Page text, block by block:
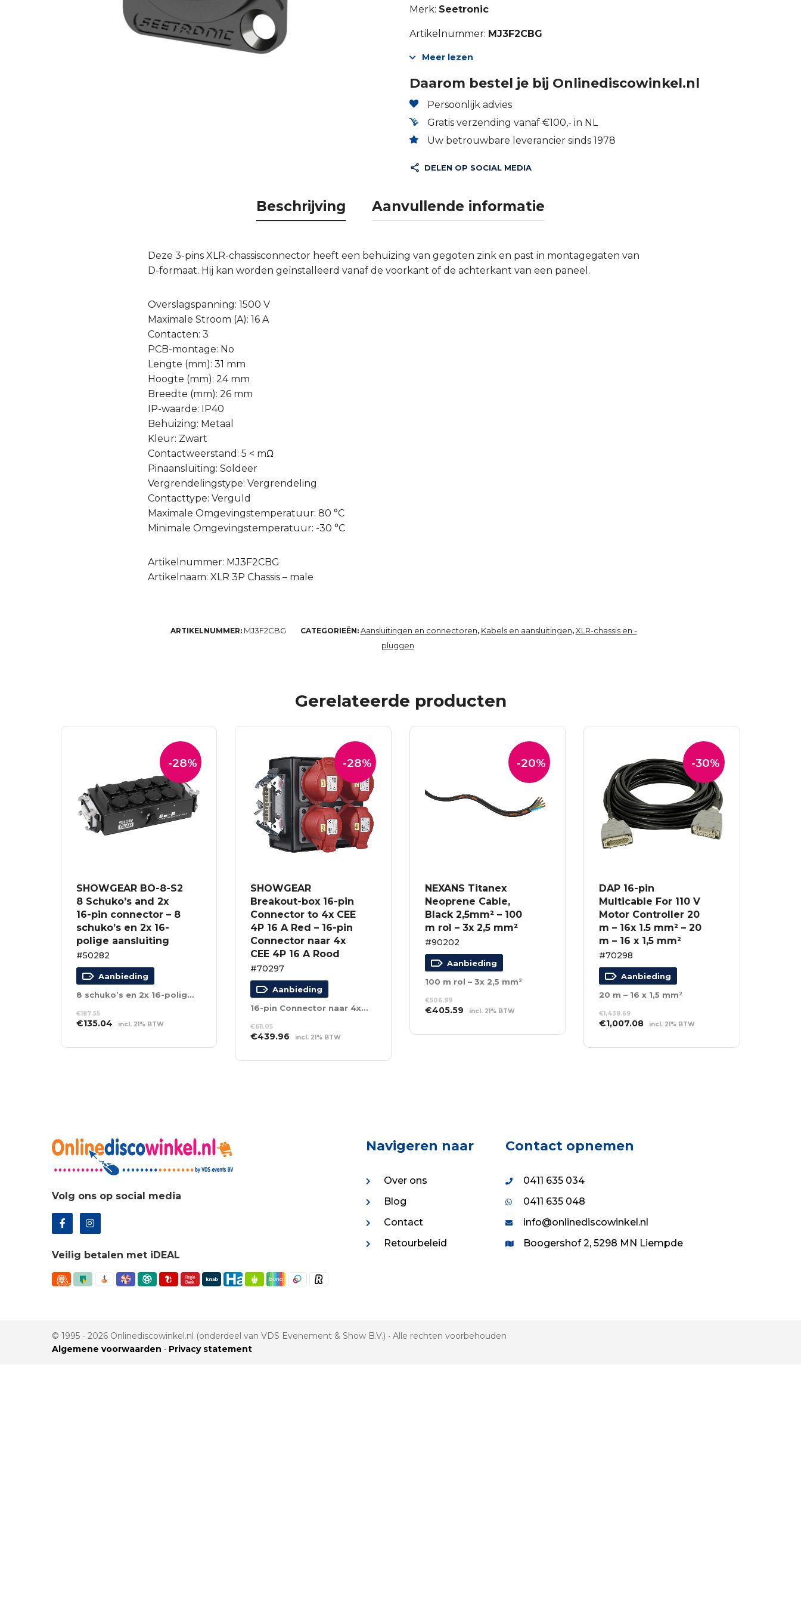
Merk: Seetronic
Artikelnummer: MJ3F2CBG
Meer lezen
Daarom bestel je bij Onlinediscowinkel.nl
Persoonlijk advies
Gratis verzending vanaf €100,- in NL
Uw betrouwbare leverancier sinds 1978
DELEN OP SOCIAL MEDIA
Beschrijving Aanvullende informatie
Deze 3-pins XLR-chassisconnector heeft een behuizing van gegoten zink en past in montagegaten van
D-formaat. Hij kan worden geïnstalleerd vanaf de voorkant of de achterkant van een paneel.
Overslagspanning: 1500 V
Maximale Stroom (A): 16 A
Contacten: 3
PCB-montage: No
Lengte (mm): 31 mm
Hoogte (mm): 24 mm
Breedte (mm): 26 mm
IP-waarde: IP40
Behuizing: Metaal
Kleur: Zwart
Contactweerstand: 5 < mΩ
Pinaansluiting: Soldeer
Vergrendelingstype: Vergrendeling
Contacttype: Verguld
Maximale Omgevingstemperatuur: 80 °C
Minimale Omgevingstemperatuur: -30 °C
Artikelnummer: MJ3F2CBG
Artikelnaam: XLR 3P Chassis – male
ARTIKELNUMMER: MJ3F2CBG CATEGORIEËN: Aansluitingen en connectoren, Kabels en aansluitingen, XLR-chassis en -
pluggen
Gerelateerde producten
-28%
SHOWGEAR BO-8-S2
8 Schuko’s and 2x
16-pin connector – 8
schuko’s en 2x 16-
polige aansluiting
#50282
Aanbieding
8 schuko’s en 2x 16-polige aansluiting
€187.55
Oorspronkelijke
was:
€135.04 Huidige
is:
incl. 21% BTW
WINKELWAGEN
-28%
SHOWGEAR
Breakout-box 16-pin
Connector to 4x CEE
4P 16 A Red – 16-pin
Connector naar 4x
CEE 4P 16 A Rood
#70297
Aanbieding
16-pin Connector naar 4x CEE 4P 16 A Rood
€611.05
Oorspronkelijke
was:
€439.96 Huidige
is:
incl. 21% BTW
WINKELWAGEN
-20%
NEXANS Titanex
Neoprene Cable,
Black 2,5mm² – 100
m rol – 3x 2,5 mm²
#90202
Aanbieding
100 m rol – 3x 2,5 mm²
€506.99
Oorspronkelijke
was:
€405.59Huidige
is:
incl. 21% BTW
WINKELWAGEN
-30%
DAP 16-pin
Multicable For 110 V
Motor Controller 20
m – 16x 1.5 mm² – 20
m – 16 x 1,5 mm²
#70298
Aanbieding
20 m – 16 x 1,5 mm²
€1,438.69
Oorspronkelijke
was:
€1,007.08Huidige
is:
incl. 21% BTW
WINKELWAGEN
Volg ons op social media
Veilig betalen met iDEAL
Navigeren naar
Over ons
Blog
Contact
Retourbeleid
Contact opnemen
0411 635 034
0411 635 048
info@onlinediscowinkel.nl
Boogershof 2, 5298 MN Liempde
© 1995 - 2026 Onlinediscowinkel.nl (onderdeel van VDS Evenement & Show B.V.) • Alle rechten voorbehouden
Algemene voorwaarden • Privacy statement